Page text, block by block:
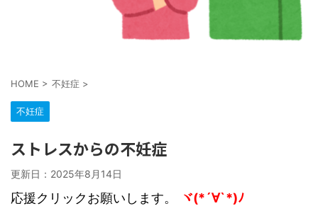
HOME > 不妊症 >
不妊症
ストレスからの不妊症
更新日： 2025年8月14日
応援クリックお願いします。 ヾ(*´∀`*)ﾉ